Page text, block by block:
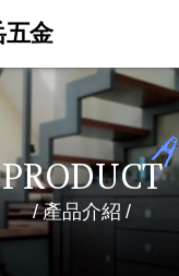
PRODUCT
產品介紹